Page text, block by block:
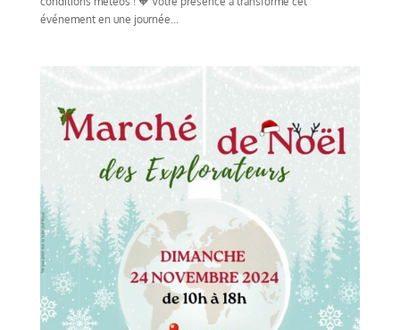
événement en une journée...